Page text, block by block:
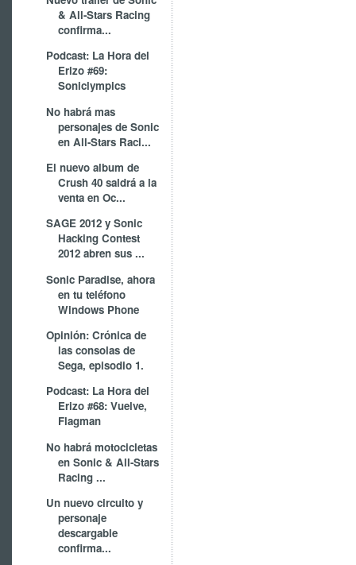
& All-Stars Racing
confirma...
Podcast: La Hora del
Erizo #69:
Soniclympics
No habrá mas
personajes de Sonic
en All-Stars Raci...
El nuevo album de
Crush 40 saldrá a la
venta en Oc...
SAGE 2012 y Sonic
Hacking Contest
2012 abren sus ...
Sonic Paradise, ahora
en tu teléfono
Windows Phone
Opinión: Crónica de
las consolas de
Sega, episodio 1.
Podcast: La Hora del
Erizo #68: Vuelve,
Flagman
No habrá motocicletas
en Sonic & All-Stars
Racing ...
Un nuevo circuito y
personaje
descargable
confirma...